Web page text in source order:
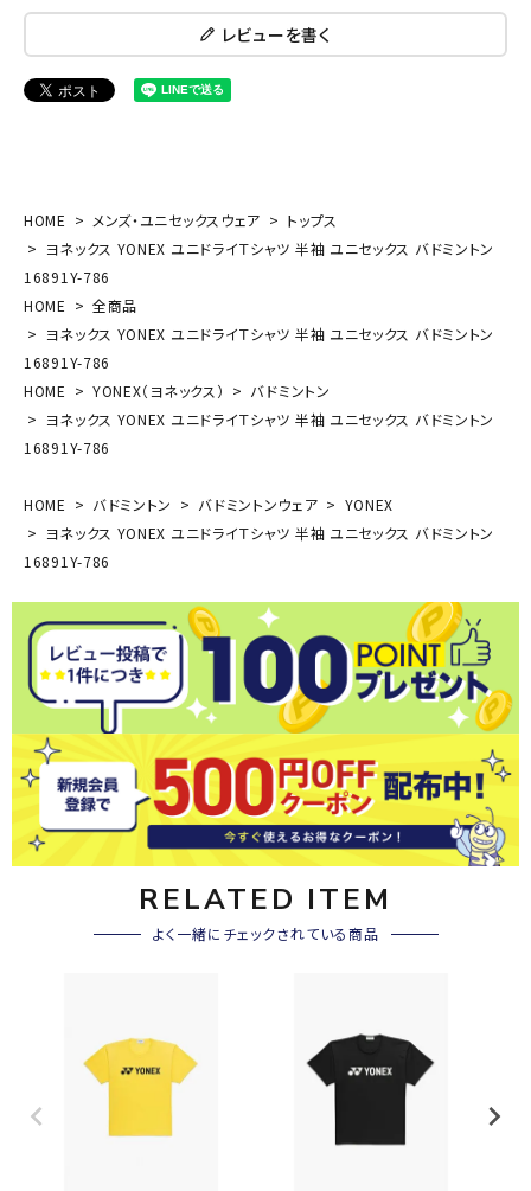
レビューを書く
HOME メンズ・ユニセックスウェア
トップス
ヨネックス YONEX ユニドライＴシャツ 半袖 ユニセックス バドミントン
16891Y-786
HOME
全商品
ヨネックス YONEX ユニドライＴシャツ 半袖 ユニセックス バドミントン
16891Y-786
HOME
YONEX（ヨネックス）
バドミントン
ヨネックス YONEX ユニドライＴシャツ 半袖 ユニセックス バドミントン
16891Y-786
HOME バドミントン バドミントンウェア
YONEX
ヨネックス YONEX ユニドライＴシャツ 半袖 ユニセックス バドミントン
16891Y-786
RELATED ITEM
よく一緒にチェックされている商品